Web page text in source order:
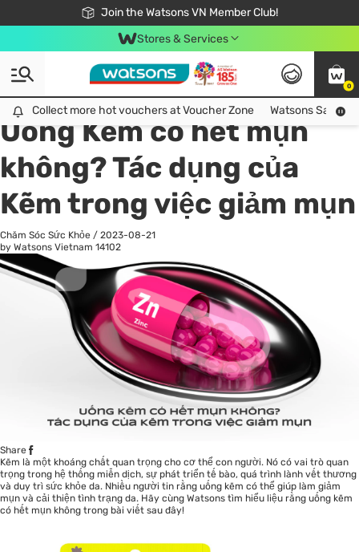
Join the Watsons VN Member Club!
Free Shipping For Order From 249,000Đ
24h Fast delivery in Hồ Chí Minh City
Stores & Services
0
Collect more hot vouchers at Voucher Zone
Collect more hot vouchers at Voucher Zone Watsons Safety
All
Chăm Sóc Cá Nhân
Uống Kẽm có hết mụn
không? Tác dụng của
Kẽm trong việc giảm mụn
Chăm Sóc Sức Khỏe / 2023-08-21
by Watsons Vietnam 14102
Share
Kẽm là một khoáng chất quan trọng cho cơ thể con người. Nó có vai trò quan
trọng trong hệ thống miễn dịch, sự phát triển tế bào, quá trình lành vết thương
và duy trì sức khỏe da. Nhiều người tin rằng uống kẽm có thể giúp làm giảm
mụn và cải thiện tình trạng da. Hãy cùng Watsons tìm hiểu liệu rằng uống kẽm
có hết mụn không trong bài viết sau đây!